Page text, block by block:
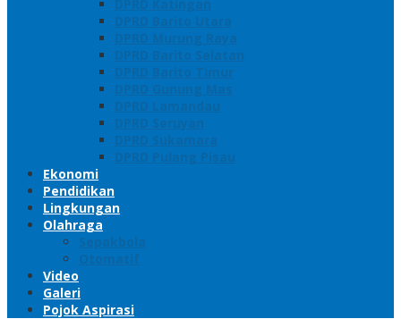
DPRD Katingan
DPRD Barito Utara
DPRD Murung Raya
DPRD Barito Selatan
DPRD Barito Timur
DPRD Gunung Mas
DPRD Lamandau
DPRD Seruyan
DPRD Sukamara
DPRD Pulang Pisau
Ekonomi
Pendidikan
Lingkungan
Olahraga
Sepakbola
Otomatif
Video
Galeri
Pojok Aspirasi